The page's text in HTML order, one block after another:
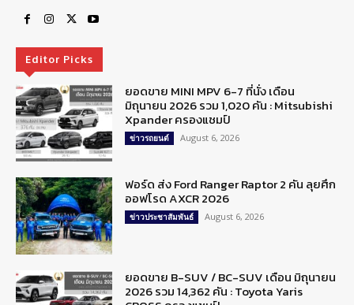
Editor Picks
ยอดขาย MINI MPV 6-7 ที่นั่ง เดือน
มิถุนายน 2026 รวม 1,020 คัน : Mitsubishi
Xpander ครองแชมป์
ข่าวรถยนต์ August 6, 2026
ฟอร์ด ส่ง Ford Ranger Raptor 2 คัน ลุยศึก
ออฟโรด AXCR 2026
ข่าวประชาสัมพันธ์ August 6, 2026
ยอดขาย B-SUV / BC-SUV เดือน มิถุนายน
2026 รวม 14,362 คัน : Toyota Yaris